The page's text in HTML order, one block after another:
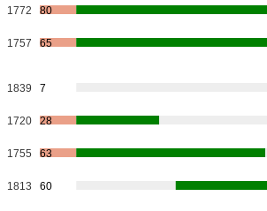
1772 80
1757 65
1839 7
1720 28
1755 63
1813 60